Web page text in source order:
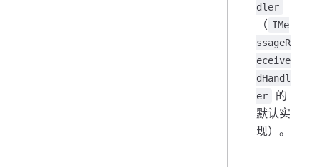
dler
（ IMe
ssageR
eceive
dHandl
er
的
默认实
现）。